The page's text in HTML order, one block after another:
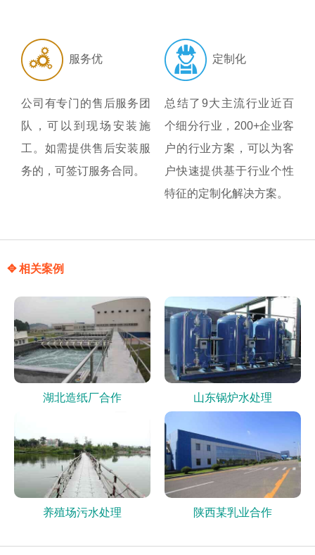
服务优
公司有专门的售后服务团
队，可以到现场安装施
工。如需提供售后安装服
务的，可签订服务合同。
定制化
总结了9大主流行业近百
个细分行业，200+企业客
户的行业方案，可以为客
户快速提供基于行业个性
特征的定制化解决方案。
✥ 相关案例
湖北造纸厂合作 山东锅炉水处理
养殖场污水处理 陕西某乳业合作